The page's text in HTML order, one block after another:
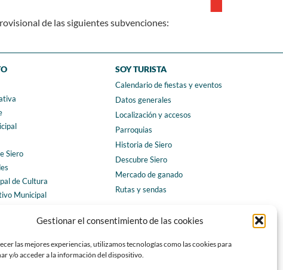
Gestionar el consentimiento de las cookies
las mejores experiencias, utilizamos tecnologías como las cookies para
y/o acceder a la información del dispositivo.
de las siguientes subvenciones:
Siero
de Cultura
Municipal
SOY TURISTA
Calendario de fiestas y eventos
Datos generales
Localización y accesos
Parroquias
Historia de Siero
Descubre Siero
Mercado de ganado
Rutas y sendas
CONTACTO
Teléfonos de interés
Formulario de contacto